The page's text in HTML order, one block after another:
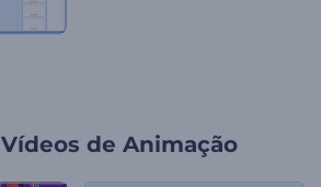
Vídeos de Animação